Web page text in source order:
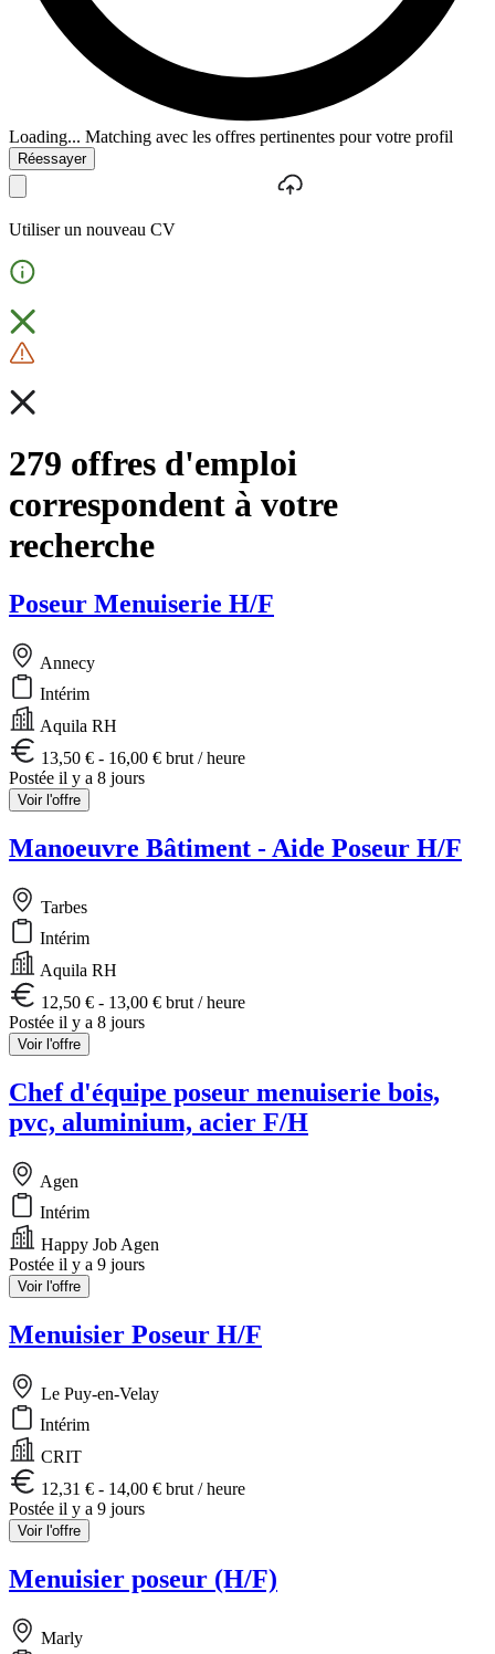
Loading... Matching avec les offres pertinentes pour votre profil
Réessayer
Utiliser un nouveau CV
279 offres d'emploi
correspondent à votre
recherche
Poseur Menuiserie H/F
Annecy
Intérim
Aquila RH
13,50 € - 16,00 € brut / heure
Postée il y a 8 jours
Voir l'offre
Manoeuvre Bâtiment - Aide Poseur H/F
Tarbes
Intérim
Aquila RH
12,50 € - 13,00 € brut / heure
Postée il y a 8 jours
Voir l'offre
Chef d'équipe poseur menuiserie bois,
pvc, aluminium, acier F/H
Agen
Intérim
Happy Job Agen
Postée il y a 9 jours
Voir l'offre
Menuisier Poseur H/F
Le Puy-en-Velay
Intérim
CRIT
12,31 € - 14,00 € brut / heure
Postée il y a 9 jours
Voir l'offre
Menuisier poseur (H/F)
Marly